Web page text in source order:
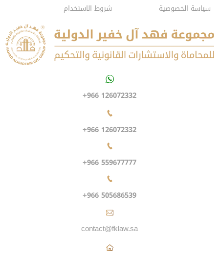
سياسة الخصوصية
شروط الاستخدام
+966 126072332
+966 126072332
+966 559677777
+966 505686539
contact@fklaw.sa